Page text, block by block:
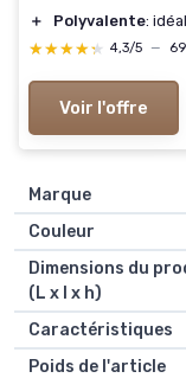
＋
Polyvalente:
★★★★★
★★★★★ 4,3/5 —
Voir l'offre
Marque
Couleur
Dimensions du
(L x l x h)
Caractéristiques
Poids de l'article